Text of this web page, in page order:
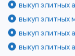
выкуп элитных
выкуп элитных
выкуп элитных
выкуп элитных